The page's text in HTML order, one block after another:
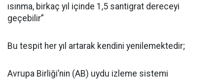
ısınma, birkaç yıl içinde 1,5 santigrat dereceyi
geçebilir”
Bu tespit her yıl artarak kendini yenilemektedir;
Avrupa Birliği’nin (AB) uydu izleme sistemi